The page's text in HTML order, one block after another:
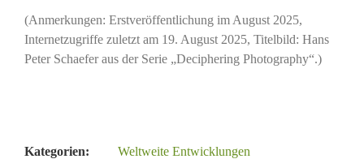
(Anmerkungen: Erstveröffentlichung im August 2025,
Internetzugriffe zuletzt am 19. August 2025, Titelbild: Hans
Peter Schaefer aus der Serie „Deciphering Photography“.)
Kategorien:
Weltweite Entwicklungen